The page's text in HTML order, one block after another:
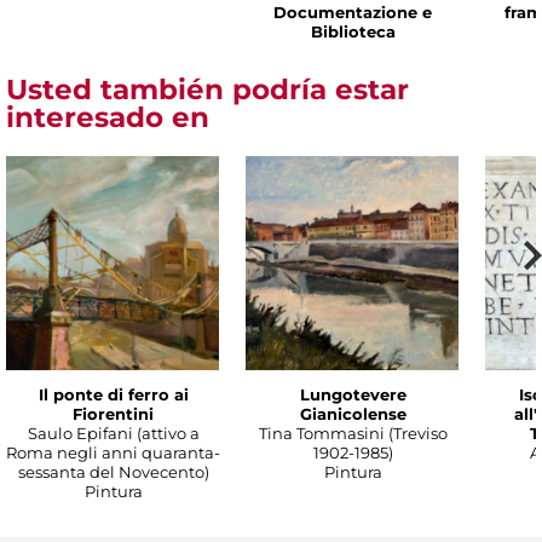
Documentazione e
Biblioteca
Usted también podría estar
interesado en
Il ponte di ferro ai
Fiorentini
Saulo Epifani (attivo a
Roma negli anni quaranta-
sessanta del Novecento)
Pintura
Lungotevere
Gianicolense
Tina Tommasini (Treviso
1902-1985)
Pintura